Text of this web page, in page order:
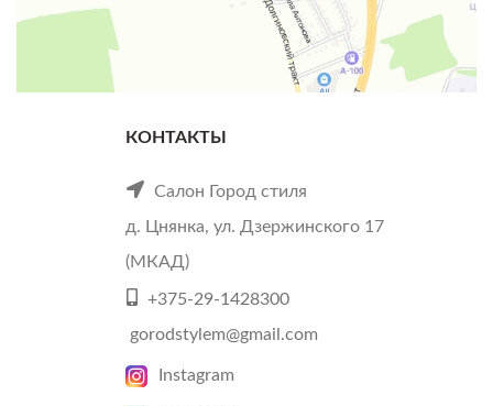
КОНТАКТЫ
Салон Город стиля
д. Цнянка, ул. Дзержинского 17
(МКАД)
+375-29-1428300
gorodstylem@gmail.com
Instagram